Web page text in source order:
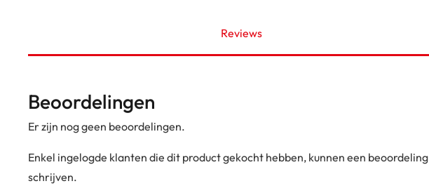
Reviews
Beoordelingen
Er zijn nog geen beoordelingen.
Enkel ingelogde klanten die dit product gekocht hebben, kunnen een beoordeling
schrijven.